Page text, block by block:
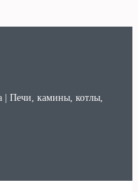
Печи, камины, котлы,